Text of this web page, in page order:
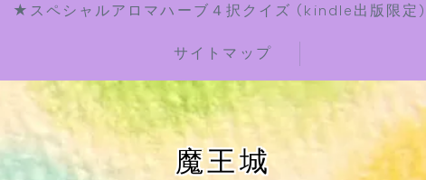
★スペシャルアロマハーブ４択クイズ (kindle出版限定)
サイトマップ
★全種/アロマハーブスパイス基材 プ
★アロマ検定＋αクイズ
★アロマハーブ傾向チェック
魔王城